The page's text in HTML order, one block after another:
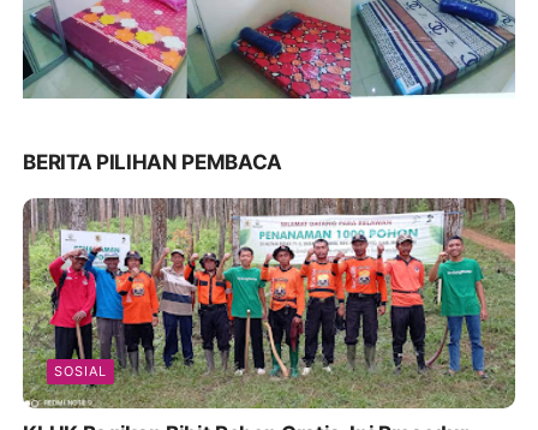
BERITA PILIHAN PEMBACA
SOSIAL